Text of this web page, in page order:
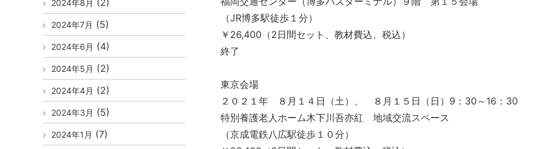
（JR博多駅徒歩１分）
￥26,400（2日間セット、教材費込、税込）
終了
東京会場
２０２１年 ８月１４日（土）、 ８月１５日（日）9：30～16：30
特別養護老人ホーム木下川吾亦紅 地域交流スペース
（京成電鉄八広駅徒歩１０分）
2024年8月 (2)
2024年7月 (5)
2024年6月 (4)
2024年5月 (2)
2024年4月 (2)
2024年3月 (5)
2024年1月 (7)